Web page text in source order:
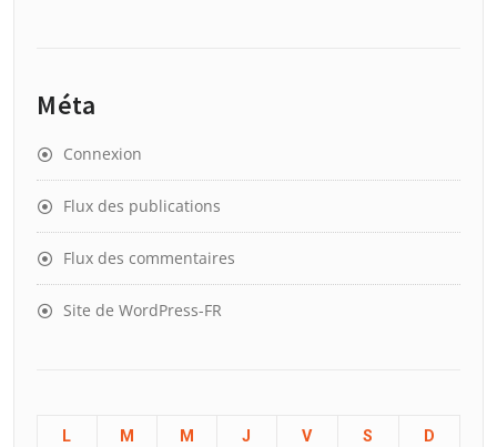
Méta
Connexion
Flux des publications
Flux des commentaires
Site de WordPress-FR
L M M J V S D